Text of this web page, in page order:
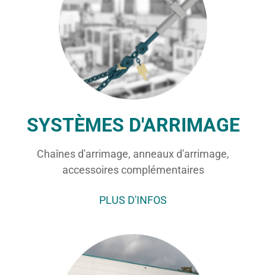
SYSTÈMES D'ARRIMAGE
Chaînes d'arrimage, anneaux d'arrimage,
accessoires complémentaires
PLUS D'INFOS